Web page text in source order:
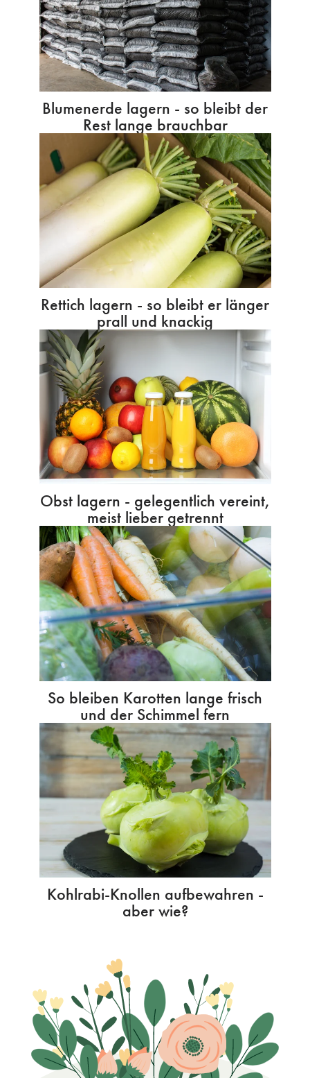
Blumenerde lagern - so bleibt der
Rest lange brauchbar
Rettich lagern - so bleibt er länger
prall und knackig
Obst lagern - gelegentlich vereint,
meist lieber getrennt
So bleiben Karotten lange frisch
und der Schimmel fern
Kohlrabi-Knollen aufbewahren -
aber wie?